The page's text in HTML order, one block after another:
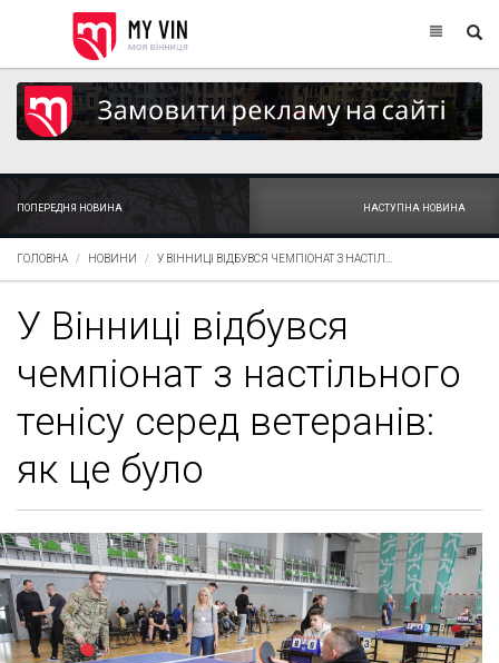
ПОПЕРЕДНЯ НОВИНА НАСТУПНА НОВИНА
ГОЛОВНА НОВИНИ У ВІННИЦІ ВІДБУВСЯ ЧЕМПІОНАТ З НАСТІЛ...
У Вінниці відбувся
чемпіонат з настільного
тенісу серед ветеранів:
як це було